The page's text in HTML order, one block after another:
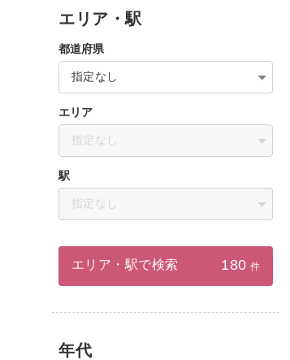
エリア・駅
都道府県
指定なし
エリア
指定なし
駅
指定なし
エリア・駅で検索 180 件
年代